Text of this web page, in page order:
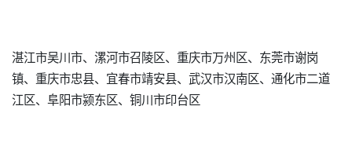
湛江市吴川市、漯河市召陵区、重庆市万州区、东莞市谢岗
镇、重庆市忠县、宜春市靖安县、武汉市汉南区、通化市二道
江区、阜阳市颍东区、铜川市印台区